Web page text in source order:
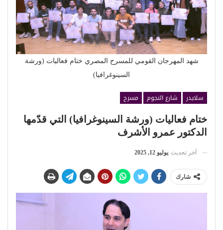
شهد المهرجان القومي للمسرح المصري ختام فعاليات (ورشة
السينوغرافيا)
سلايدر شارع النجوم
مسرح
ختام فعاليات (ورشة السينوغرافيا) التي قدّمها
الدكتور عمرو الأشرف
آخر تحديث يوليو 12, 2025
شارك